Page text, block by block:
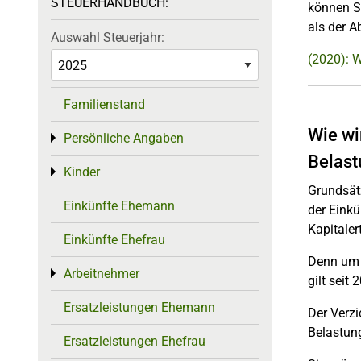
können
als der
(2020):
Wie
der
Denn
gilt seit
Der
Auswahl Steuerjahr:
Familienstand
Persönliche Angaben
Toggle menu
Kinder
Toggle menu
Einkünfte Ehemann
Einkünfte Ehefrau
Arbeitnehmer
Toggle menu
Ersatzleistungen Ehemann
Ersatzleistungen Ehefrau